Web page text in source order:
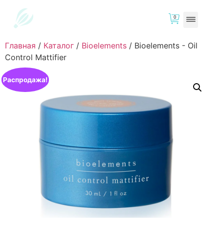
0
Главная / Каталог / Bioelements / Bioelements - Oil
Control Mattifier
Распродажа!